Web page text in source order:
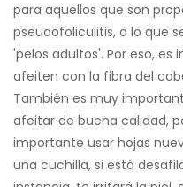
para aquellos que son
pseudofoliculitis, o lo que
'pelos adultos'. Por eso,
afeiten con la fibra del
También es muy
afeitar de buena calidad,
importante usar hojas
una cuchilla, si está